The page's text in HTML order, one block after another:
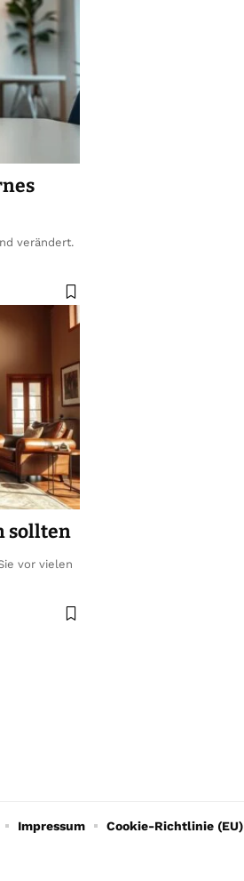
verändert.
sollten
vor vielen
Impressum Cookie-Richtlinie (EU)